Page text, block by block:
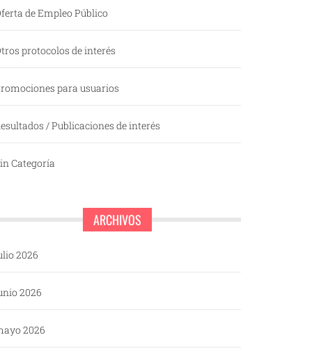
de Empleo Público
protocolos de interés
para usuarios
/ Publicaciones de interés
Categoría
ARCHIVOS
2026
2026
2026